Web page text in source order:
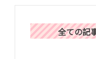
全ての記